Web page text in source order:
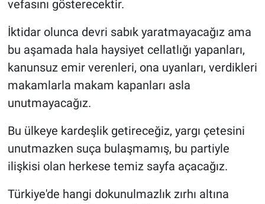
vefasını gösterecektir.
İktidar olunca devri sabık yaratmayacağız ama
bu aşamada hala haysiyet cellatlığı yapanları,
kanunsuz emir verenleri, ona uyanları, verdikleri
makamlarla makam kapanları asla
unutmayacağız.
Bu ülkeye kardeşlik getireceğiz, yargı çetesini
unutmazken suça bulaşmamış, bu partiyle
ilişkisi olan herkese temiz sayfa açacağız.
Türkiye'de hangi dokunulmazlık zırhı altına